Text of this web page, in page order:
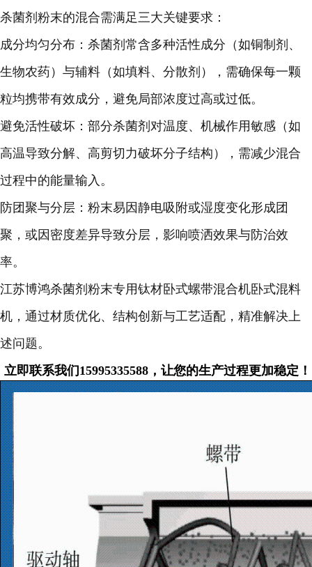
杀菌剂粉末的混合需满足三大关键要求：
成分均匀分布：杀菌剂常含多种活性成分（如铜制剂、
生物农药）与辅料（如填料、分散剂），需确保每一颗
粒均携带有效成分，避免局部浓度过高或过低。
避免活性破坏：部分杀菌剂对温度、机械作用敏感（如
高温导致分解、高剪切力破坏分子结构），需减少混合
过程中的能量输入。
防团聚与分层：粉末易因静电吸附或湿度变化形成团
聚，或因密度差异导致分层，影响喷洒效果与防治效
率。
江苏博鸿杀菌剂粉末专用钛材卧式螺带混合机卧式混料
机，通过材质优化、结构创新与工艺适配，精准解决上
述问题。
立即联系我们15995335588，让您的生产过程更加稳定！